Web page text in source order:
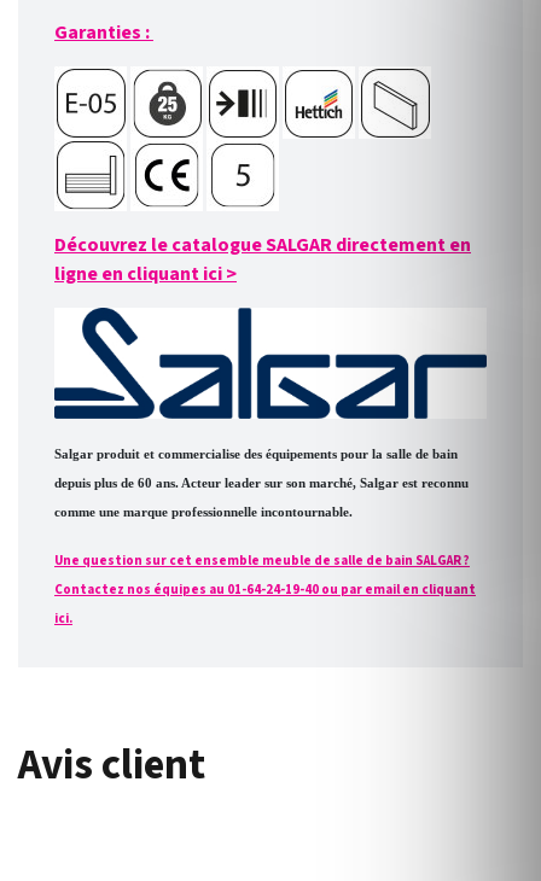
Garanties :
Découvrez le catalogue SALGAR directement en
ligne en cliquant ici>
Salgar produit et commercialise des équipements pour la salle de bain
depuis plus de 60 ans. Acteur leader sur son marché, Salgar est reconnu
comme une marque professionnelle incontournable.
Une question sur cet ensemble meuble de salle de bain SALGAR ?
Contactez nos équipes au 01-64-24-19-40 ou par email en cliquant
ici.
Avis client